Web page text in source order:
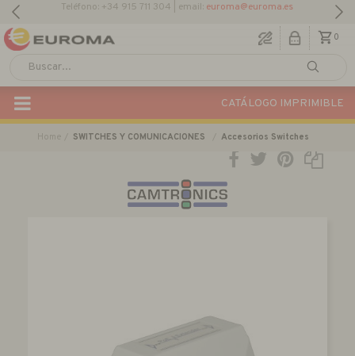
0
CATÁLOGO IMPRIMIBLE
Home SWITCHES Y COMUNICACIONES Accesorios Switches